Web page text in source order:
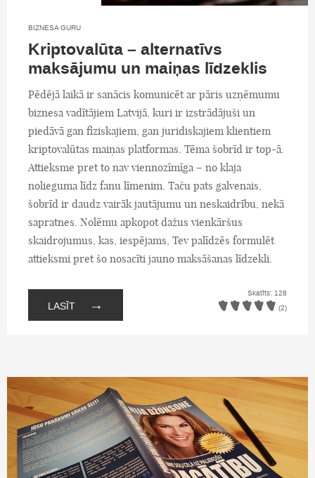
BIZNESA GURU
Kriptovalūta – alternatīvs
maksājumu un maiņas līdzeklis
Pēdējā laikā ir sanācis komunicēt ar pāris uzņēmumu
biznesa vadītājiem Latvijā, kuri ir izstrādājuši un
piedāvā gan fiziskajiem, gan juridiskajiem klientiem
kriptovalūtas maiņas platformas. Tēma šobrīd ir top-ā.
Attieksme pret to nav viennozīmīga – no klaja
nolieguma līdz fanu līmenim. Taču pats galvenais,
šobrīd ir daudz vairāk jautājumu un neskaidrību, nekā
sapratnes. Nolēmu apkopot dažus vienkāršus
skaidrojumus, kas, iespējams, Tev palīdzēs formulēt
attieksmi pret šo nosacīti jauno maksāšanas līdzekli.
LASĪT →
Skatīts: 128
(2)